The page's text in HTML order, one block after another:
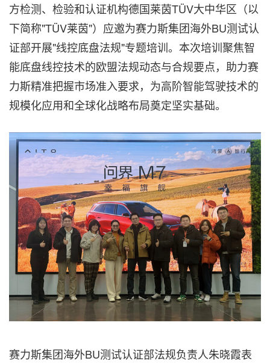
方检测、检验和认证机构德国莱茵TÜV大中华区（以
下简称"TÜV莱茵"）应邀为赛力斯集团海外BU测试认
证部开展"线控底盘法规"专题培训。本次培训聚焦智
能底盘线控技术的欧盟法规动态与合规要点，助力赛
力斯精准把握市场准入要求，为高阶智能驾驶技术的
规模化应用和全球化战略布局奠定坚实基础。
赛力斯集团海外BU测试认证部法规负责人朱晓霞表